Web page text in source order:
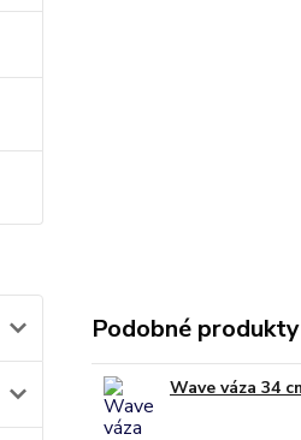
Podobné produkty
Wave váza 34